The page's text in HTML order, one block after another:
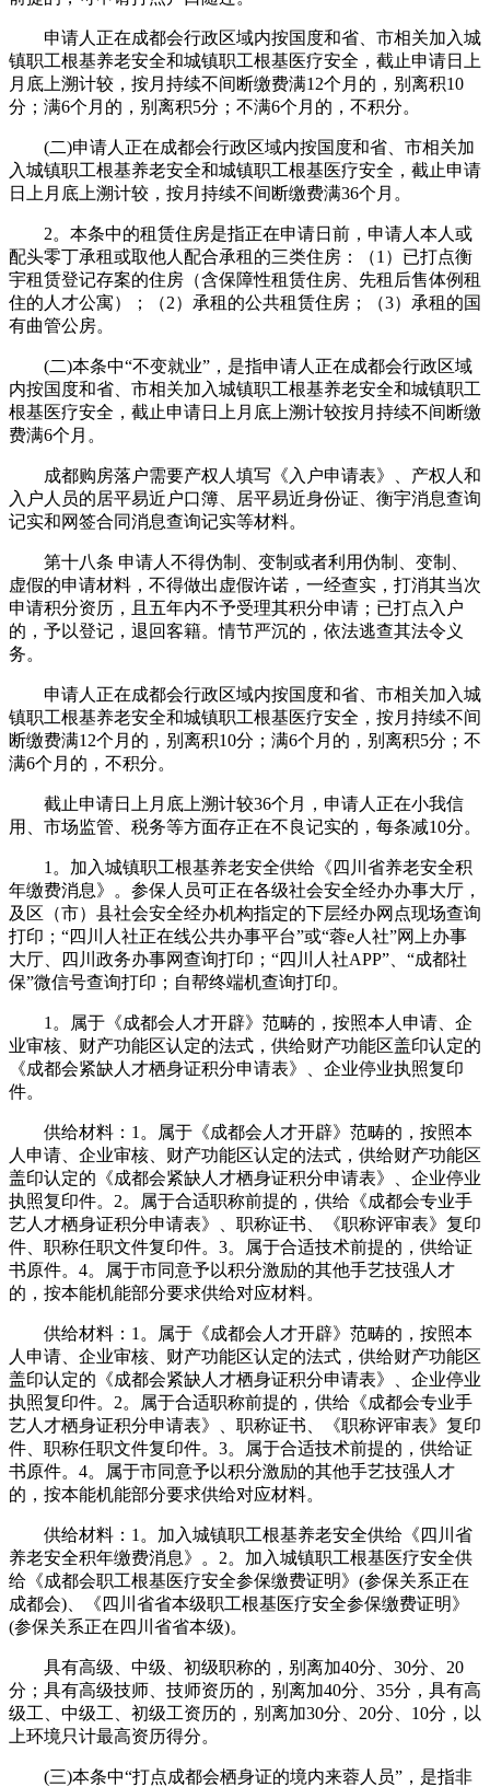
申请人正在成都会行政区域内按国度和省、市相关加入城
镇职工根基养老安全和城镇职工根基医疗安全，截止申请日上
月底上溯计较，按月持续不间断缴费满12个月的，别离积10
分；满6个月的，别离积5分；不满6个月的，不积分。
(二)申请人正在成都会行政区域内按国度和省、市相关加
入城镇职工根基养老安全和城镇职工根基医疗安全，截止申请
日上月底上溯计较，按月持续不间断缴费满36个月。
2。本条中的租赁住房是指正在申请日前，申请人本人或
配头零丁承租或取他人配合承租的三类住房：（1）已打点衡
宇租赁登记存案的住房（含保障性租赁住房、先租后售体例租
住的人才公寓）；（2）承租的公共租赁住房；（3）承租的国
有曲管公房。
(二)本条中“不变就业”，是指申请人正在成都会行政区域
内按国度和省、市相关加入城镇职工根基养老安全和城镇职工
根基医疗安全，截止申请日上月底上溯计较按月持续不间断缴
费满6个月。
成都购房落户需要产权人填写《入户申请表》、产权人和
入户人员的居平易近户口簿、居平易近身份证、衡宇消息查询
记实和网签合同消息查询记实等材料。
第十八条 申请人不得伪制、变制或者利用伪制、变制、
虚假的申请材料，不得做出虚假许诺，一经查实，打消其当次
申请积分资历，且五年内不予受理其积分申请；已打点入户
的，予以登记，退回客籍。情节严沉的，依法逃查其法令义
务。
申请人正在成都会行政区域内按国度和省、市相关加入城
镇职工根基养老安全和城镇职工根基医疗安全，按月持续不间
断缴费满12个月的，别离积10分；满6个月的，别离积5分；不
满6个月的，不积分。
截止申请日上月底上溯计较36个月，申请人正在小我信
用、市场监管、税务等方面存正在不良记实的，每条减10分。
1。加入城镇职工根基养老安全供给《四川省养老安全积
年缴费消息》。参保人员可正在各级社会安全经办办事大厅，
及区（市）县社会安全经办机构指定的下层经办网点现场查询
打印；“四川人社正在线公共办事平台”或“蓉e人社”网上办事
大厅、四川政务办事网查询打印；“四川人社APP”、“成都社
保”微信号查询打印；自帮终端机查询打印。
1。属于《成都会人才开辟》范畴的，按照本人申请、企
业审核、财产功能区认定的法式，供给财产功能区盖印认定的
《成都会紧缺人才栖身证积分申请表》、企业停业执照复印
件。
供给材料：1。属于《成都会人才开辟》范畴的，按照本
人申请、企业审核、财产功能区认定的法式，供给财产功能区
盖印认定的《成都会紧缺人才栖身证积分申请表》、企业停业
执照复印件。2。属于合适职称前提的，供给《成都会专业手
艺人才栖身证积分申请表》、职称证书、《职称评审表》复印
件、职称任职文件复印件。3。属于合适技术前提的，供给证
书原件。4。属于市同意予以积分激励的其他手艺技强人才
的，按本能机能部分要求供给对应材料。
供给材料：1。属于《成都会人才开辟》范畴的，按照本
人申请、企业审核、财产功能区认定的法式，供给财产功能区
盖印认定的《成都会紧缺人才栖身证积分申请表》、企业停业
执照复印件。2。属于合适职称前提的，供给《成都会专业手
艺人才栖身证积分申请表》、职称证书、《职称评审表》复印
件、职称任职文件复印件。3。属于合适技术前提的，供给证
书原件。4。属于市同意予以积分激励的其他手艺技强人才
的，按本能机能部分要求供给对应材料。
供给材料：1。加入城镇职工根基养老安全供给《四川省
养老安全积年缴费消息》。2。加入城镇职工根基医疗安全供
给《成都会职工根基医疗安全参保缴费证明》(参保关系正在
成都会)、《四川省省本级职工根基医疗安全参保缴费证明》
(参保关系正在四川省省本级)。
具有高级、中级、初级职称的，别离加40分、30分、20
分；具有高级技师、技师资历的，别离加40分、35分，具有高
级工、中级工、初级工资历的，别离加30分、20分、10分，以
上环境只计最高资历得分。
(三)本条中“打点成都会栖身证的境内来蓉人员”，是指非